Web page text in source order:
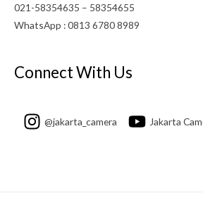
021-58354635 – 58354655
WhatsApp : 0813 6780 8989
Connect With Us
@jakarta_camera Jakarta